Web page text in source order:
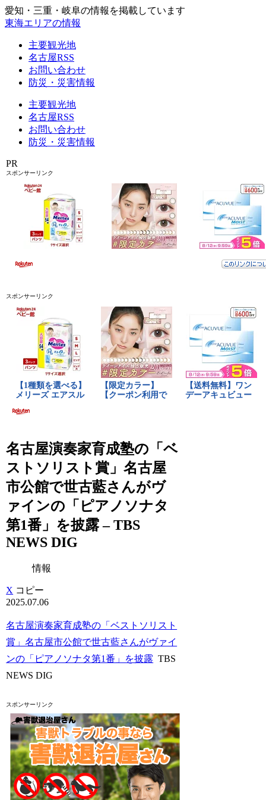
愛知・三重・岐阜の情報を掲載しています
東海エリアの情報
主要観光地
名古屋RSS
お問い合わせ
防災・災害情報
主要観光地
名古屋RSS
お問い合わせ
防災・災害情報
PR
スポンサーリンク
スポンサーリンク
名古屋演奏家育成塾の「ベ
ストソリスト賞」名古屋
市公館で世古藍さんがヴ
ァインの「ピアノソナタ
第1番」を披露 – TBS
NEWS DIG
情報
X コピー
2025.07.06
名古屋演奏家育成塾の「ベストソリスト
賞」名古屋市公館で世古藍さんがヴァイ
ンの「ピアノソナタ第1番」を披露 TBS
NEWS DIG
スポンサーリンク